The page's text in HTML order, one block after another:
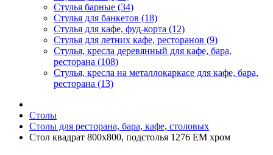
Стулья барные (34)
Стулья для банкетов (18)
Стулья для кафе, фуд-корта (12)
Стулья для летних кафе, ресторанов (9)
Стулья, кресла деревянный для кафе, бара,
ресторана (108)
Стулья, кресла на металлокаркасе для кафе, бара,
ресторана (13)
Столы
Столы для ресторана, бара, кафе, столовых
Стол квадрат 800х800, подстолья 1276 ЕМ хром